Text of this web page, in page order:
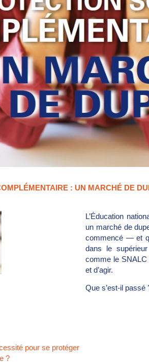
: UN MARCHÉ DE
L’Éducation
un marché de
commencé — et
dans le
comme le
et d’agir.
Que s’est-il passé
pour se protéger
?